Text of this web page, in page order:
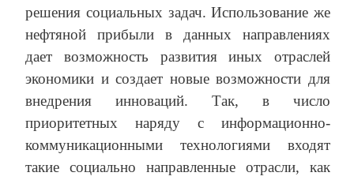
решения социальных задач. Использование же
нефтяной прибыли в данных направлениях
дает возможность развития иных отраслей
экономики и создает новые возможности для
внедрения инноваций. Так, в число
приоритетных наряду с информационно-
коммуникационными технологиями входят
такие социально направленные отрасли, как